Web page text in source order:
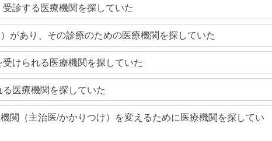
診する医療機関を探していた
があり、その診療のための医療機関を探していた
けられる医療機関を探していた
医療機関を探していた
関（主治医/かかりつけ）を変えるために医療機関を探してい